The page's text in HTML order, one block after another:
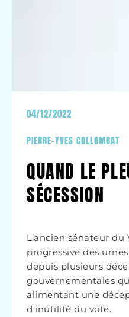
04/12/2022
PIERRE-YVES COLLOMBAT
QUAND LE
SÉCESSION
L’ancien sénateur
progressive des
depuis plusieurs
gouvernementales
alimentant une
d’inutilité du vote.